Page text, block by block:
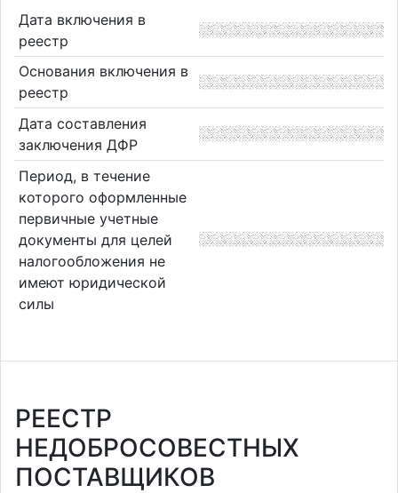
Дата включения в
реестр
Основания включения в
реестр
Дата составления
заключения ДФР
Период, в течение
которого оформленные
первичные учетные
документы для целей
налогообложения не
имеют юридической
силы
РЕЕСТР
НЕДОБРОСОВЕСТНЫХ
ПОСТАВЩИКОВ